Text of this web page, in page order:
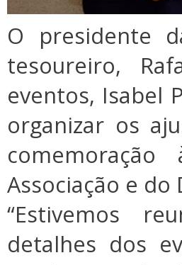
O presidente
tesoureiro,
eventos, Isabel
organizar os
Associação e
“Estivemos
detalhes dos